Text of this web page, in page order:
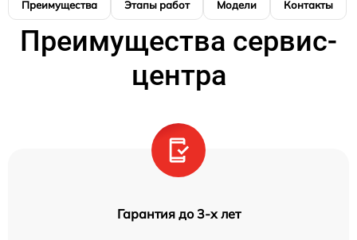
Преимущества Этапы работ Модели Контакты
Преимущества сервис-
центра
Гарантия до 3-х лет